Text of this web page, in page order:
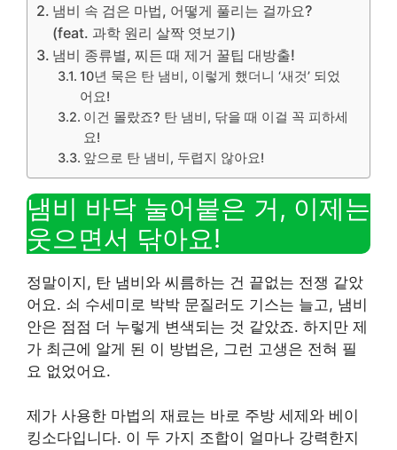
냄비 속 검은 마법, 어떻게 풀리는 걸까요?
(feat. 과학 원리 살짝 엿보기)
냄비 종류별, 찌든 때 제거 꿀팁 대방출!
10년 묵은 탄 냄비, 이렇게 했더니 ‘새것’ 되었
어요!
이건 몰랐죠? 탄 냄비, 닦을 때 이걸 꼭 피하세
요!
앞으로 탄 냄비, 두렵지 않아요!
냄비 바닥 눌어붙은 거, 이제는
웃으면서 닦아요!
정말이지, 탄 냄비와 씨름하는 건 끝없는 전쟁 같았
어요. 쇠 수세미로 박박 문질러도 기스는 늘고, 냄비
안은 점점 더 누렇게 변색되는 것 같았죠. 하지만 제
가 최근에 알게 된 이 방법은, 그런 고생은 전혀 필
요 없었어요.
제가 사용한 마법의 재료는 바로 주방 세제와 베이
킹소다입니다. 이 두 가지 조합이 얼마나 강력한지